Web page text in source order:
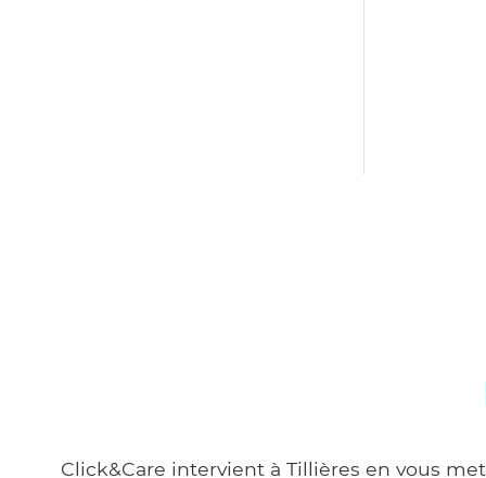
Click&Care intervient à Tillières en vous